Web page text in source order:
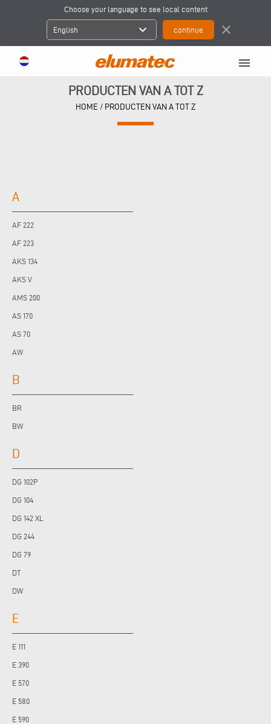
Choose your language to see local content
English expand_more close
menu
PRODUCTEN VAN A TOT Z
HOME / PRODUCTEN VAN A TOT Z
A
AF 222
AF 223
AKS 134
AKS V
AMS 200
AS 170
AS 70
AW
B
BR
BW
D
DG 102P
DG 104
DG 142 XL
DG 244
DG 79
DT
DW
E
E 111
E 390
E 570
E 580
E 590